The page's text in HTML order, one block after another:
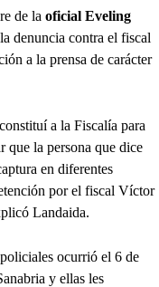
de la oficial Eveling
denuncia contra el fiscal
a la prensa de carácter
a la Fiscalía para
que la persona que dice
en diferentes
por el fiscal Víctor
Landaida.
ocurrió el 6 de
y ellas les